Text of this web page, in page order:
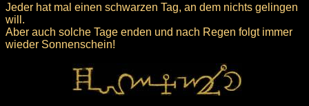
Jeder hat mal einen schwarzen Tag, an dem nichts gelingen
will.
Aber auch solche Tage enden und nach Regen folgt immer
wieder Sonnenschein!